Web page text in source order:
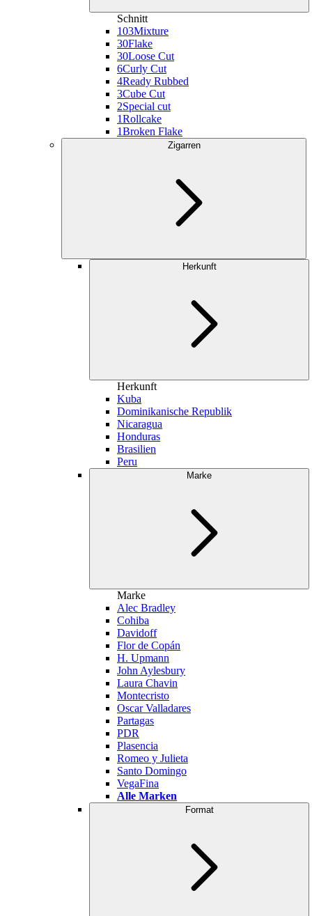
Schnitt
103Mixture
30Flake
30Loose Cut
6Curly Cut
4Ready Rubbed
3Cube Cut
2Special cut
1Rollcake
1Broken Flake
Zigarren
Herkunft
Herkunft
Kuba
Dominikanische Republik
Nicaragua
Honduras
Brasilien
Peru
Marke
Marke
Alec Bradley
Cohiba
Davidoff
Flor de Copán
H. Upmann
John Aylesbury
Laura Chavin
Montecristo
Oscar Valladares
Partagas
PDR
Plasencia
Romeo y Julieta
Santo Domingo
VegaFina
Alle Marken
Format